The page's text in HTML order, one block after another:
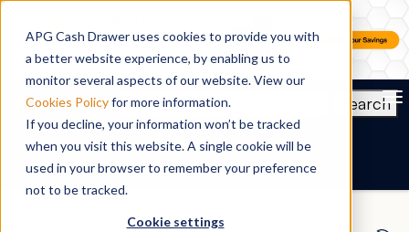
APG Cash Drawer uses cookies to provide you with
a better website experience, by enabling us to
monitor several aspects of our website. View our
Cookies Policyfor more information.
If you decline, your information won’t be tracked
when you visit this website. A single cookie will be
used in your browser to remember your preference
not to be tracked.
Cookie settings
Search
DE